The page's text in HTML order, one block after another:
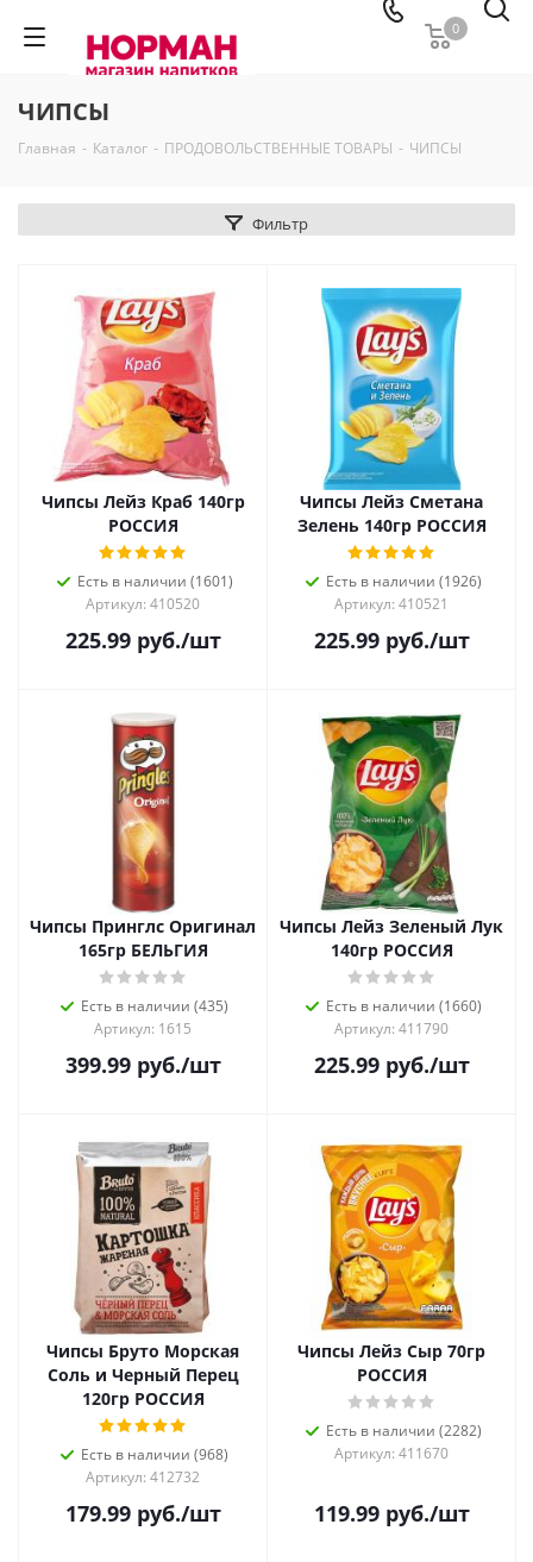
0
ЧИПСЫ
Главная - Каталог - ПРОДОВОЛЬСТВЕННЫЕ ТОВАРЫ - ЧИПСЫ
Фильтр
Чипсы Лейз Краб 140гр
РОССИЯ
Есть в наличии (1601)
Артикул: 410520
225.99руб./шт
Чипсы Лейз Сметана
Зелень 140гр РОССИЯ
Есть в наличии (1926)
Артикул: 410521
225.99руб./шт
Чипсы Принглс Оригинал
165гр БЕЛЬГИЯ
Есть в наличии (435)
Артикул: 1615
399.99руб./шт
Чипсы Лейз Зеленый Лук
140гр РОССИЯ
Есть в наличии (1660)
Артикул: 411790
225.99руб./шт
Чипсы Бруто Морская
Соль и Черный Перец
120гр РОССИЯ
Есть в наличии (968)
Артикул: 412732
179.99руб./шт
Чипсы Лейз Сыр 70гр
РОССИЯ
Есть в наличии (2282)
Артикул: 411670
119.99руб./шт